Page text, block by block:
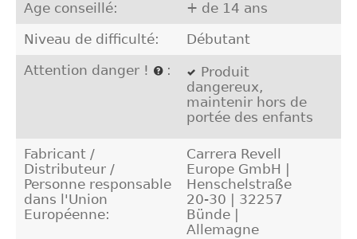
Age conseillé: + de 14 ans
Niveau de difficulté: Débutant
Attention danger ! :
Produit
dangereux,
maintenir hors de
portée des enfants
Fabricant /
Distributeur /
Personne responsable
dans l'Union
Européenne:
Carrera Revell
Europe GmbH |
Henschelstraße
20-30 | 32257
Bünde |
Allemagne